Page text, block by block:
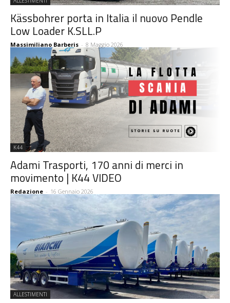
Kässbohrer porta in Italia il nuovo Pendle
Low Loader K.SLL.P
Massimiliano Barberis - 8 Maggio 2026
K44
Adami Trasporti, 170 anni di merci in
movimento | K44 VIDEO
Redazione - 16 Gennaio 2026
ALLESTIMENTI